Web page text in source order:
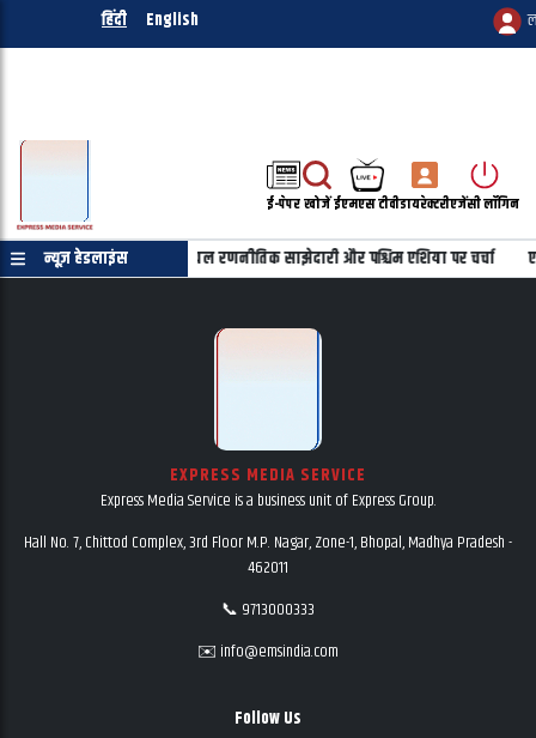
हिंदी English
ई-पेपरखोजेंईएमएस टीवीडायरेक्टरीएजेंसी लॉगिन
न्यूज़ हेडलाइंस
पर बातचीत, भारत-इजरायल रणनीतिक साझेदारी और पश्चिम एशिया पर चर्चा
EXPRESS MEDIA SERVICE
Express Media Service is a business unit of Express Group.
Hall No. 7, Chittod Complex, 3rd Floor M.P. Nagar, Zone-1, Bhopal, Madhya Pradesh -
462011
📞 9713000333
✉️ info@emsindia.com
Follow Us